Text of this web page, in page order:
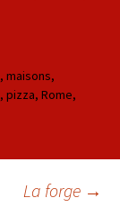
, maisons,
, pizza, Rome,
La forge →